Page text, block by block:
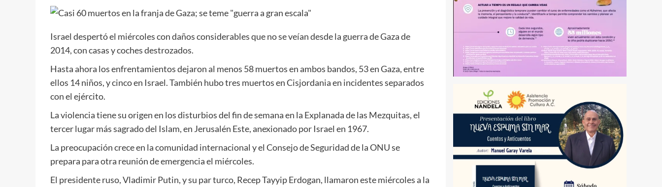
Israel despertó el miércoles con daños considerables que no se veían desde la guerra de Gaza de
2014, con casas y coches destrozados.
Hasta ahora los enfrentamientos dejaron al menos 58 muertos en ambos bandos, 53 en Gaza, entre
ellos 14 niños, y cinco en Israel. También hubo tres muertos en Cisjordania en incidentes separados
con el ejército.
La violencia tiene su origen en los disturbios del fin de semana en la Explanada de las Mezquitas, el
tercer lugar más sagrado del Islam, en Jerusalén Este, anexionado por Israel en 1967.
La preocupación crece en la comunidad internacional y el Consejo de Seguridad de la ONU se
prepara para otra reunión de emergencia el miércoles.
El presidente ruso, Vladimir Putin, y su par turco, Recep Tayyip Erdogan, llamaron este miércoles a la